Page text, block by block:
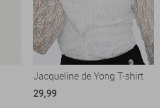
Jacqueline de Yong T-shirt
29,99